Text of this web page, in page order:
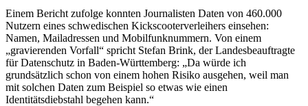
Einem Bericht zufolge konnten Journalisten Daten von 460.000
Nutzern eines schwedischen Kickscooterverleihers einsehen:
Namen, Mailadressen und Mobilfunknummern. Von einem
„gravierenden Vorfall“ spricht Stefan Brink, der Landesbeauftragte
für Datenschutz in Baden-Württemberg: „Da würde ich
grundsätzlich schon von einem hohen Risiko ausgehen, weil man
mit solchen Daten zum Beispiel so etwas wie einen
Identitätsdiebstahl begehen kann.“